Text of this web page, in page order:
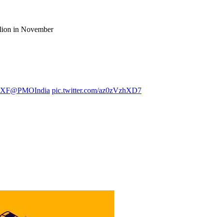
in November
@PMOIndia pic.twitter.com/az0zVzhXD7